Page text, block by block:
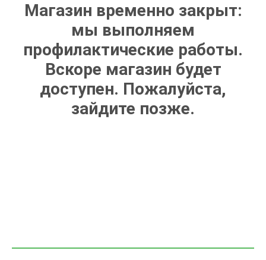
Магазин временно закрыт:
мы выполняем
профилактические работы.
Вскоре магазин будет
доступен. Пожалуйста,
зайдите позже.